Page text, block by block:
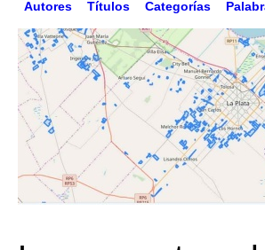
Autores Títulos Categorías